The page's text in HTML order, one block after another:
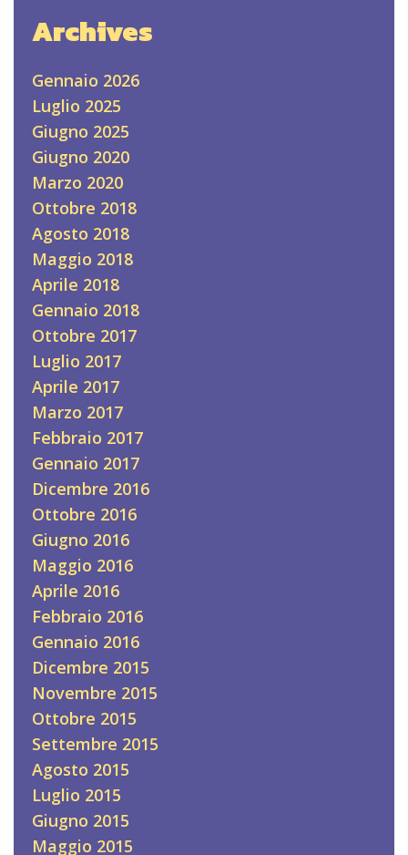
Archives
Gennaio 2026
Luglio 2025
Giugno 2025
Giugno 2020
Marzo 2020
Ottobre 2018
Agosto 2018
Maggio 2018
Aprile 2018
Gennaio 2018
Ottobre 2017
Luglio 2017
Aprile 2017
Marzo 2017
Febbraio 2017
Gennaio 2017
Dicembre 2016
Ottobre 2016
Giugno 2016
Maggio 2016
Aprile 2016
Febbraio 2016
Gennaio 2016
Dicembre 2015
Novembre 2015
Ottobre 2015
Settembre 2015
Agosto 2015
Luglio 2015
Giugno 2015
Maggio 2015